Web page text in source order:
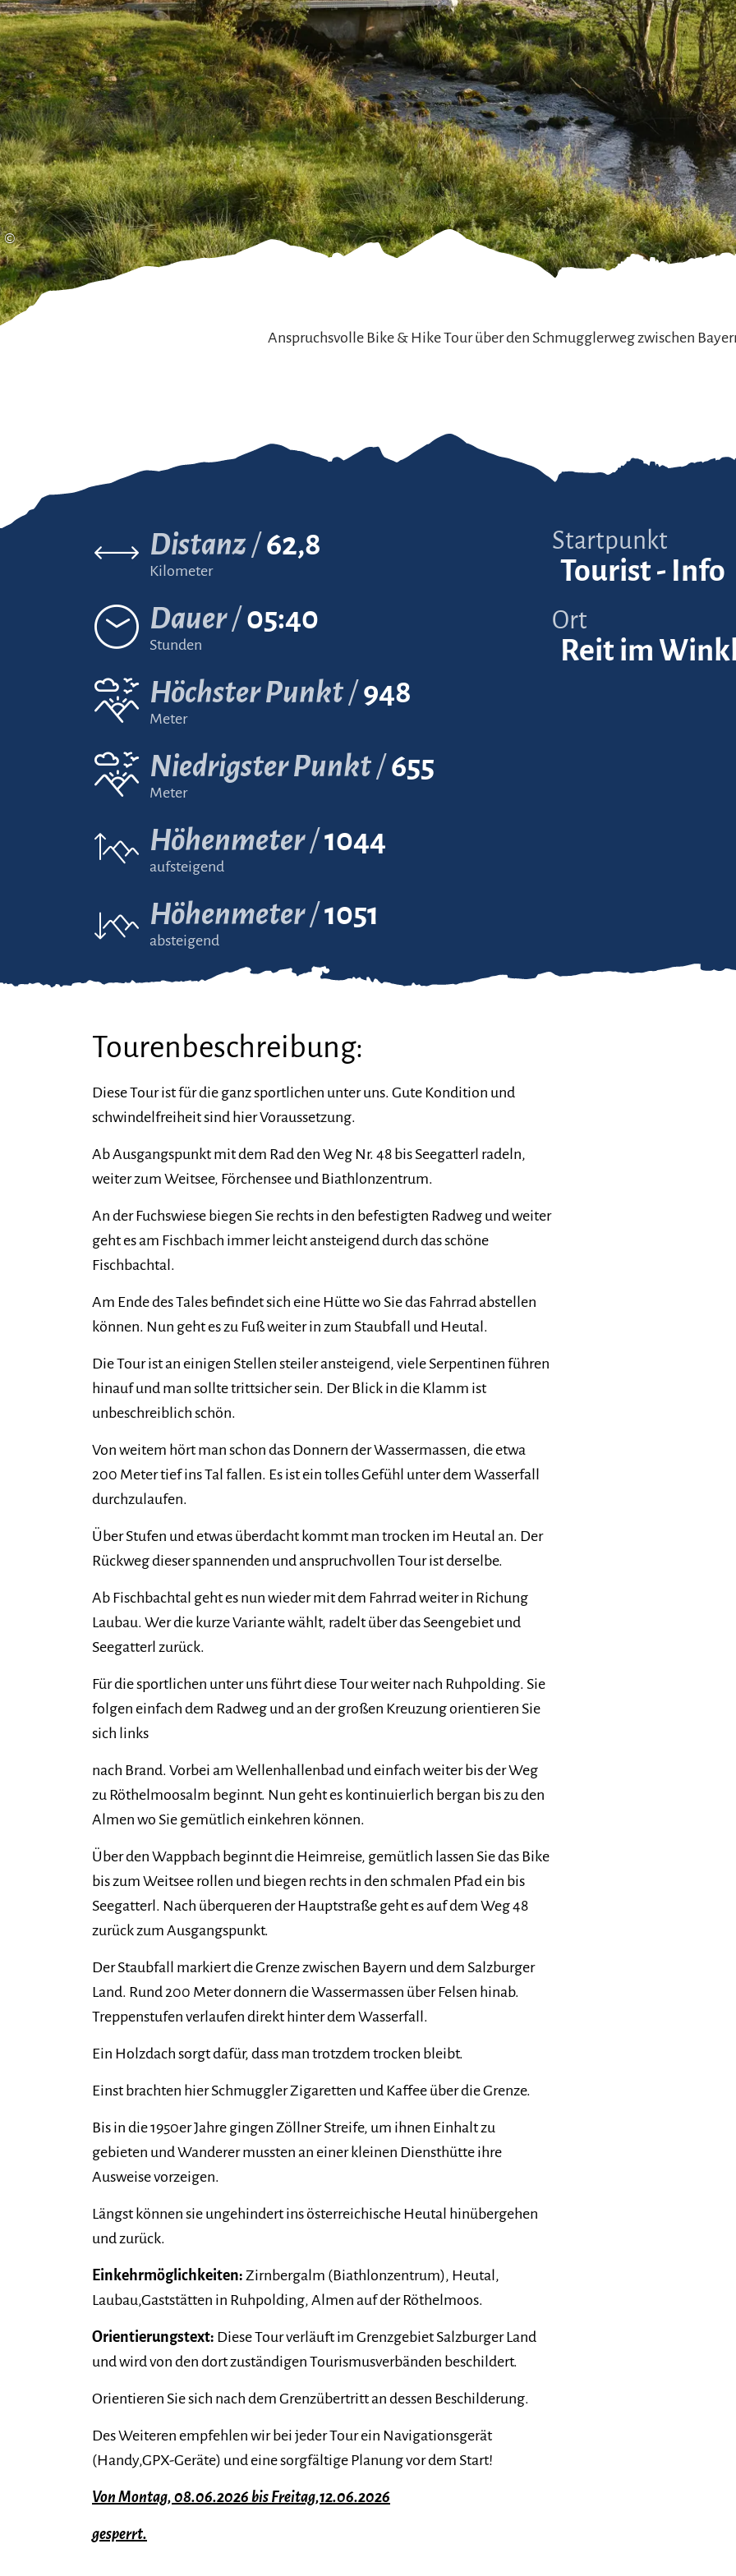
Gleitschirmfliegen &
Luftsport
Interaktive Vollbildkarte
Barrierefreiheit im
Chiemgau
Chiemgau G'schichten
©
Anspruchsvolle Bike & Hike Tour über den Schmugglerweg zwischen
Startpunkt
Tourist - Info
Ort
Reit im
Distanz 62,8
Kilometer
Dauer 05:40
Stunden
Höchster Punkt 948
Meter
Niedrigster Punkt 655
Meter
Höhenmeter 1044
aufsteigend
Höhenmeter 1051
absteigend
Tourenbeschreibung:
Diese Tour ist für die ganz sportlichen unter uns. Gute Kondition und
schwindelfreiheit sind hier Voraussetzung.
Ab Ausgangspunkt mit dem Rad den Weg Nr. 48 bis Seegatterl radeln,
weiter zum Weitsee, Förchensee und Biathlonzentrum.
An der Fuchswiese biegen Sie rechts in den befestigten Radweg und weiter
geht es am Fischbach immer leicht ansteigend durch das schöne
Fischbachtal.
Am Ende des Tales befindet sich eine Hütte wo Sie das Fahrrad abstellen
können. Nun geht es zu Fuß weiter in zum Staubfall und Heutal.
Die Tour ist an einigen Stellen steiler ansteigend, viele Serpentinen führen
hinauf und man sollte trittsicher sein. Der Blick in die Klamm ist
unbeschreiblich schön.
Von weitem hört man schon das Donnern der Wassermassen, die etwa
200 Meter tief ins Tal fallen. Es ist ein tolles Gefühl unter dem Wasserfall
durchzulaufen.
Über Stufen und etwas überdacht kommt man trocken im Heutal an. Der
Rückweg dieser spannenden und anspruchvollen Tour ist derselbe.
Ab Fischbachtal geht es nun wieder mit dem Fahrrad weiter in Richung
Laubau. Wer die kurze Variante wählt, radelt über das Seengebiet und
Seegatterl zurück.
Für die sportlichen unter uns führt diese Tour weiter nach Ruhpolding. Sie
folgen einfach dem Radweg und an der großen Kreuzung orientieren Sie
sich links
nach Brand. Vorbei am Wellenhallenbad und einfach weiter bis der Weg
zu Röthelmoosalm beginnt. Nun geht es kontinuierlich bergan bis zu den
Almen wo Sie gemütlich einkehren können.
Über den Wappbach beginnt die Heimreise, gemütlich lassen Sie das Bike
bis zum Weitsee rollen und biegen rechts in den schmalen Pfad ein bis
Seegatterl. Nach überqueren der Hauptstraße geht es auf dem Weg 48
zurück zum Ausgangspunkt.
Der Staubfall markiert die Grenze zwischen Bayern und dem Salzburger
Land. Rund 200 Meter donnern die Wassermassen über Felsen hinab.
Treppenstufen verlaufen direkt hinter dem Wasserfall.
Ein Holzdach sorgt dafür, dass man trotzdem trocken bleibt.
Einst brachten hier Schmuggler Zigaretten und Kaffee über die Grenze.
Bis in die 1950er Jahre gingen Zöllner Streife, um ihnen Einhalt zu
gebieten und Wanderer mussten an einer kleinen Diensthütte ihre
Ausweise vorzeigen.
Längst können sie ungehindert ins österreichische Heutal hinübergehen
und zurück.
Einkehrmöglichkeiten: Zirnbergalm (Biathlonzentrum), Heutal,
Laubau,Gaststätten in Ruhpolding, Almen auf der Röthelmoos.
Orientierungstext: Diese Tour verläuft im Grenzgebiet Salzburger Land
und wird von den dort zuständigen Tourismusverbänden beschildert.
Orientieren Sie sich nach dem Grenzübertritt an dessen Beschilderung.
Des Weiteren empfehlen wir bei jeder Tour ein Navigationsgerät
(Handy,GPX-Geräte) und eine sorgfältige Planung vor dem Start!
Von Montag, 08.06.2026 bis Freitag,12.06.2026
gesperrt.